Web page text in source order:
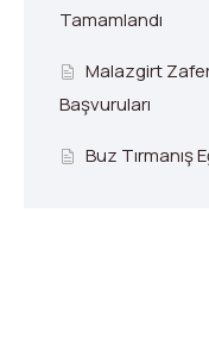
Tamamlandı
Malazgirt
Başvuruları
Buz Tırmanış